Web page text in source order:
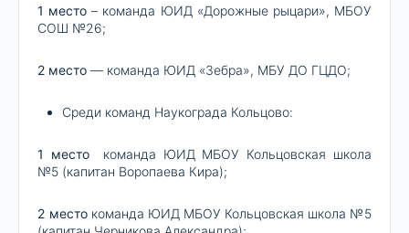
1 место – команда ЮИД «Дорожные рыцари», МБОУ
СОШ №26;
2 место — команда ЮИД «Зебра», МБУ ДО ГЦДО;
Среди команд Наукограда Кольцово:
1 место команда ЮИД МБОУ Кольцовская школа
№5 (капитан Воропаева Кира);
2 местокоманда ЮИД МБОУ Кольцовская школа №5